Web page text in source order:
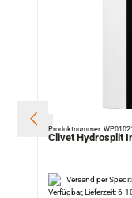
Produktnummer:
Clivet Hydrosplit
Versand per
Verfügbar, Lieferzeit: 6-